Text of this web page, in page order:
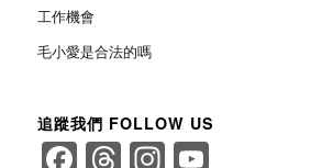
工作機會
毛小愛是合法的嗎
追蹤我們 FOLLOW US